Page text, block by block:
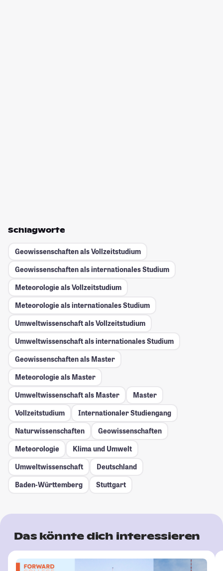
Schlagworte
Geowissenschaften als Vollzeitstudium
Geowissenschaften als internationales Studium
Meteorologie als Vollzeitstudium
Meteorologie als internationales Studium
Umweltwissenschaft als Vollzeitstudium
Umweltwissenschaft als internationales Studium
Geowissenschaften als Master
Meteorologie als Master
Umweltwissenschaft als Master
Master
Vollzeitstudium
Internationaler Studiengang
Naturwissenschaften
Geowissenschaften
Meteorologie
Klima und Umwelt
Umweltwissenschaft
Deutschland
Baden-Württemberg
Stuttgart
Das könnte dich interessieren